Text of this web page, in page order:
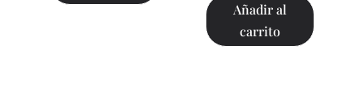
Añadir al
carrito